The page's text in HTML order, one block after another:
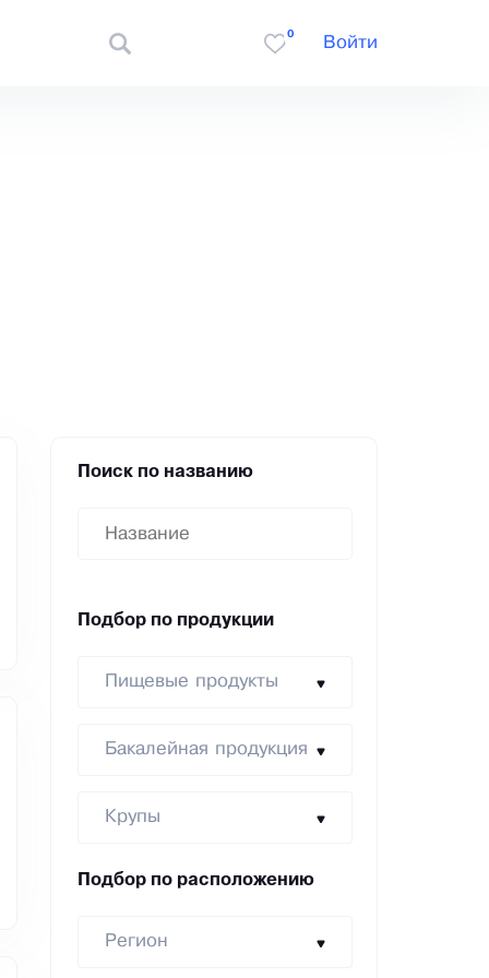
0
Войти
Поиск по названию
Подбор по продукции
Пищевые продукты
Бакалейная продукция
Крупы
Подбор по расположению
Регион